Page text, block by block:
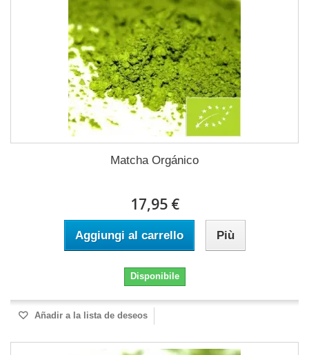
Matcha Orgánico
17,95 €
Aggiungi al carrello Più
Disponibile
Añadir a la lista de deseos